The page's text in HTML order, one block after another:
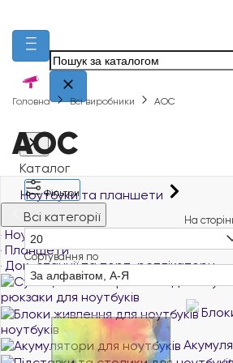
Каталог
Ноутбуки та планшети
Всі категорії
Ноутбуки й ультрабуки
Планшети
Док-станції та порт-реплікатори
рюкзаки для ноутбуків
ноутбуків
Головна Всі виробники AOC
AOC
Фільтри
На
20
Сортування по
За алфавітом, А-Я